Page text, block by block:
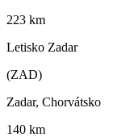
223 km
Letisko Zadar
(ZAD)
Zadar, Chorvátsko
140 km